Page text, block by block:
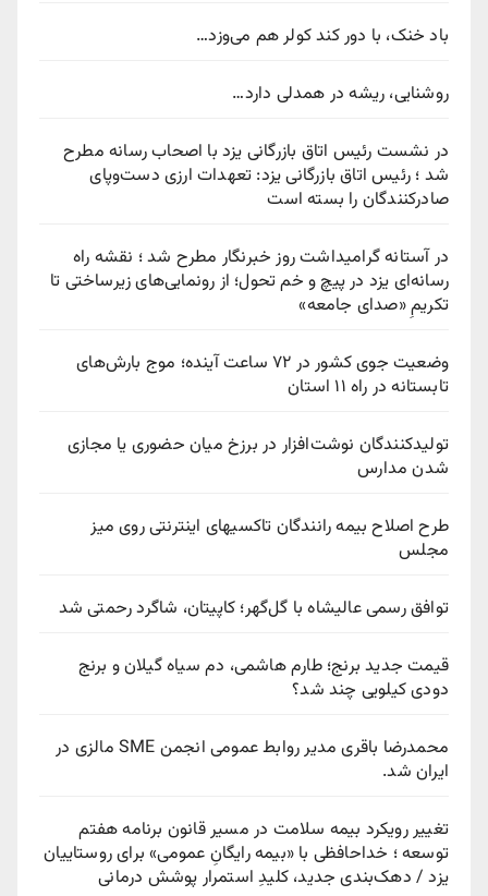
باد خنک، با دور کند کولر هم می‌وزد…
روشنایی، ریشه در همدلی دارد…
در نشست رئیس اتاق بازرگانی یزد با اصحاب رسانه مطرح
شد ؛ رئیس اتاق بازرگانی یزد: تعهدات ارزی دست‌وپای
صادرکنندگان را بسته است
در آستانه گرامیداشت روز خبرنگار مطرح شد ؛ نقشه راه
رسانه‌ای یزد در پیچ‌ و خم تحول؛ از رونمایی‌های زیرساختی تا
تکریمِ «صدای جامعه»
وضعیت جوی کشور در ۷۲ ساعت آینده؛ موج بارش‌های
تابستانه در راه ۱۱ استان
تولیدکنندگان نوشت‌افزار در برزخ میان حضوری یا مجازی
شدن مدارس
طرح اصلاح بیمه رانندگان تاکسیهای اینترنتی روی میز
مجلس
توافق رسمی عالیشاه با گل‌گهر؛ کاپیتان، شاگرد رحمتی شد
قیمت جدید برنج؛ طارم هاشمی، دم سیاه گیلان و برنج
دودی کیلویی چند شد؟
محمدرضا باقری مدیر روابط عمومی انجمن SME مالزی در
ایران شد.
تغییر رویکرد بیمه سلامت در مسیر قانون برنامه هفتم
توسعه ؛ خداحافظی با «بیمه رایگانِ عمومی» برای روستاییان
یزد / دهک‌بندی جدید، کلیدِ استمرار پوشش درمانی